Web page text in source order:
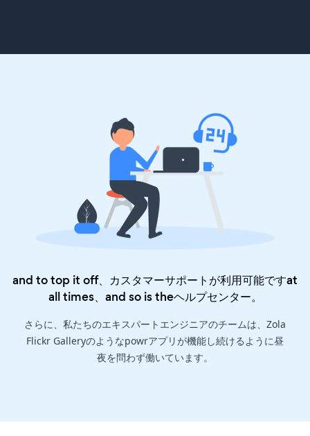
and to top it off、カスタマーサポートが利用可能ですat
all times、and so is theヘルプセンター。
さらに、私たちのエキスパートエンジニアのチームは、Zola
Flickr Galleryのようなpowrアプリが機能し続けるように昼
夜を問わず働いています。